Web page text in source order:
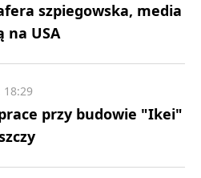
szpiegowska, media
na USA
przy budowie "Ikei"
18:29